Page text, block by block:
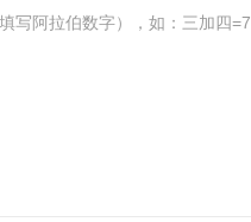
写阿拉伯数字），如：三加四=7